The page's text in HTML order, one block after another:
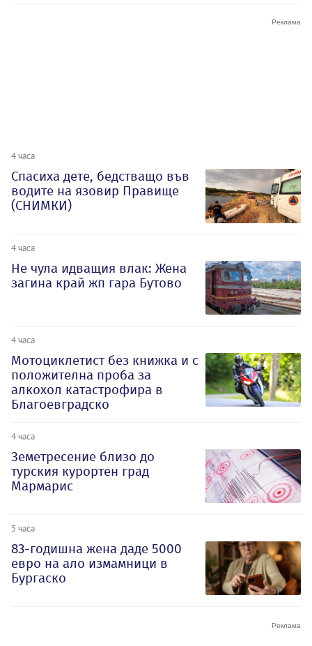
4 часа
Спасиха дете, бедстващо във
водите на язовир Правище
(СНИМКИ)
4 часа
Не чула идващия влак: Жена
загина край жп гара Бутово
4 часа
Мотоциклетист без книжка и с
положителна проба за
алкохол катастрофира в
Благоевградско
4 часа
Земетресение близо до
турския курортен град
Мармарис
5 часа
83-годишна жена даде 5000
евро на ало измамници в
Бургаско